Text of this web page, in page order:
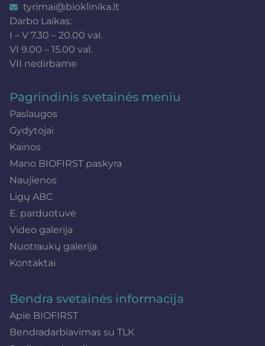
tyrimai@bioklinika.lt
Darbo Laikas:
I – V 7.30 – 20.00 val.
VI 9.00 – 15.00 val.
VII nedirbame
Pagrindinis svetainės meniu
Paslaugos
Gydytojai
Kainos
Mano BIOFIRST paskyra
Naujienos
Ligų ABC
E. parduotuvė
Video galerija
Nuotraukų galerija
Kontaktai
Bendra svetainės informacija
Apie BIOFIRST
Bendradarbiavimas su TLK